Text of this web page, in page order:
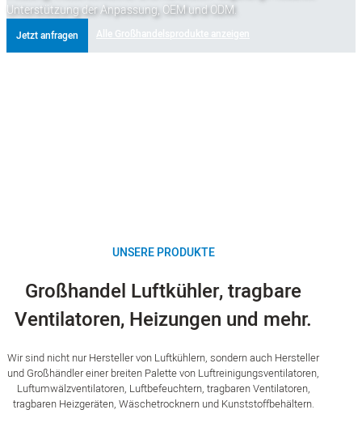
Unterstützung der Anpassung, OEM und ODM.
Jetzt anfragen Alle Großhandelsprodukte anzeigen
UNSERE PRODUKTE
Großhandel Luftkühler, tragbare
Ventilatoren, Heizungen und mehr.
Wir sind nicht nur Hersteller von Luftkühlern, sondern auch Hersteller
und Großhändler einer breiten Palette von Luftreinigungsventilatoren,
Luftumwälzventilatoren, Luftbefeuchtern, tragbaren Ventilatoren,
tragbaren Heizgeräten, Wäschetrocknern und Kunststoffbehältern.